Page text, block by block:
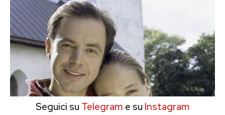
Seguici su Telegram e su Instagram